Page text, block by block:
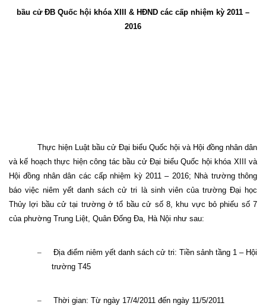
bầu cử ĐB Quốc hội khóa XIII & HĐND các cấp nhiệm kỳ 2011 –
2016
Thực hiện Luật bầu cử Đại biểu Quốc hội và Hội đồng nhân dân
và kế hoạch thực hiện công tác bầu cử Đại biểu Quốc hội khóa XIII và
Hội đồng nhân dân các cấp nhiệm kỳ 2011 – 2016; Nhà trường thông
báo việc niêm yết danh sách cử tri là sinh viên của trường Đại học
Thủy lợi bầu cử tại trường ở tổ bầu cử số 8, khu vực bỏ phiếu số 7
của phường Trung Liệt, Quân Đống Đa, Hà Nội như sau:
–
Địa điểm niêm yết danh sách cử tri: Tiền sảnh tầng 1 – Hội
trường T45
– Thời gian: Từ ngày 17/4/2011 đến ngày 11/5/2011